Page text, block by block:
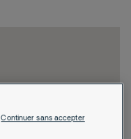
Continuer sans accepter